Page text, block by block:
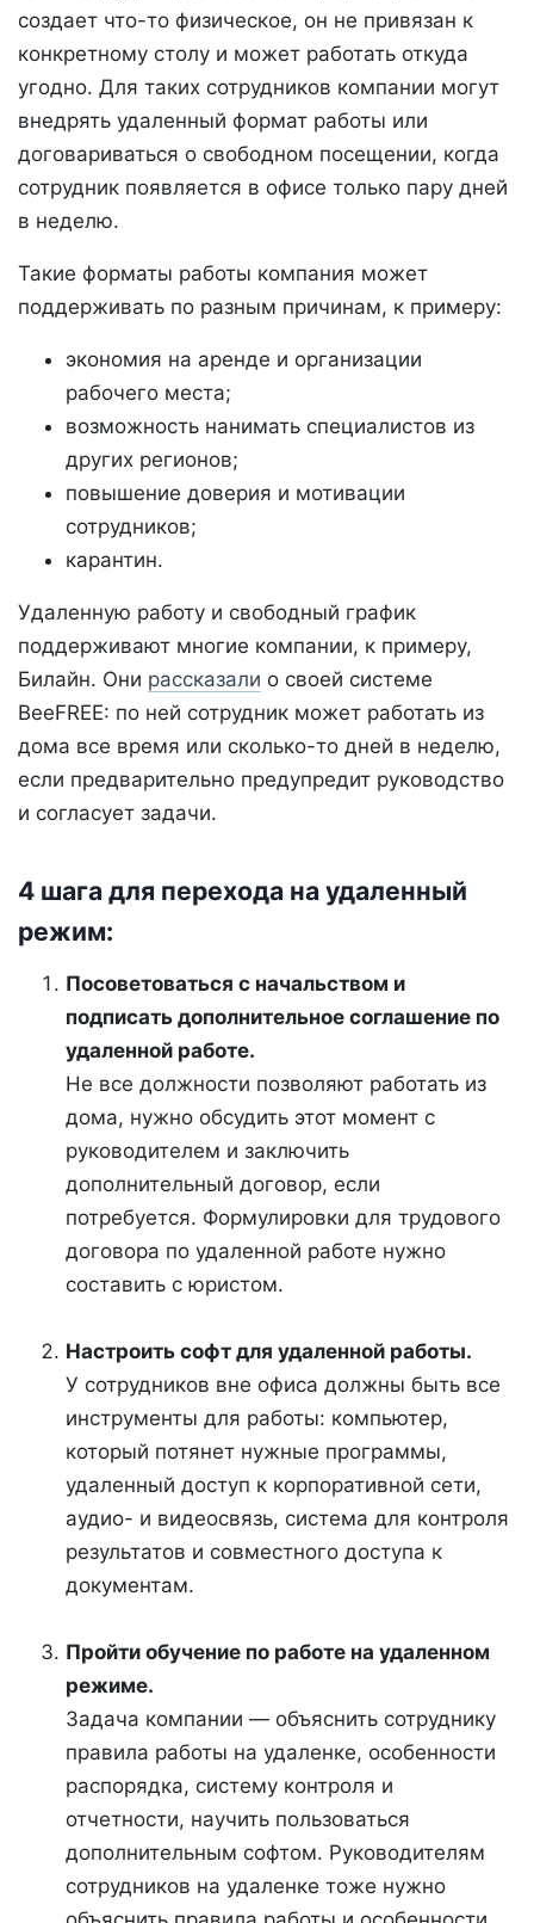
создает что-то физическое, он не привязан к
конкретному столу и может работать откуда
угодно. Для таких сотрудников компании могут
внедрять удаленный формат работы или
договариваться о свободном посещении, когда
сотрудник появляется в офисе только пару дней
в неделю.
Такие форматы работы компания может
поддерживать по разным причинам, к примеру:
экономия на аренде и организации
рабочего места;
возможность нанимать специалистов из
других регионов;
повышение доверия и мотивации
сотрудников;
карантин.
Удаленную работу и свободный график
поддерживают многие компании, к примеру,
Билайн. Они рассказали о своей системе
BeeFREE: по ней сотрудник может работать из
дома все время или сколько-то дней в неделю,
если предварительно предупредит руководство
и согласует задачи.
4 шага для перехода на удаленный
режим:
Посоветоваться с начальством и
подписать дополнительное соглашение по
удаленной работе.
Не все должности позволяют работать из
дома, нужно обсудить этот момент с
руководителем и заключить
дополнительный договор, если
потребуется. Формулировки для трудового
договора по удаленной работе нужно
составить с юристом.
Настроить софт для удаленной работы.
У сотрудников вне офиса должны быть все
инструменты для работы: компьютер,
который потянет нужные программы,
удаленный доступ к корпоративной сети,
аудио- и видеосвязь, система для контроля
результатов и совместного доступа к
документам.
Пройти обучение по работе на удаленном
режиме.
Задача компании — объяснить сотруднику
правила работы на удаленке, особенности
распорядка, систему контроля и
отчетности, научить пользоваться
дополнительным софтом. Руководителям
сотрудников на удаленке тоже нужно